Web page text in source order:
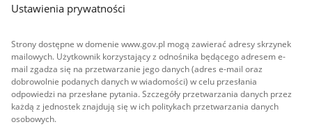
Ustawienia prywatności
Strony dostępne w domenie www.gov.pl mogą zawierać adresy skrzynek
mailowych. Użytkownik korzystający z odnośnika będącego adresem e-
mail zgadza się na przetwarzanie jego danych (adres e-mail oraz
dobrowolnie podanych danych w wiadomości) w celu przesłania
odpowiedzi na przesłane pytania. Szczegóły przetwarzania danych przez
każdą z jednostek znajdują się w ich politykach przetwarzania danych
osobowych.